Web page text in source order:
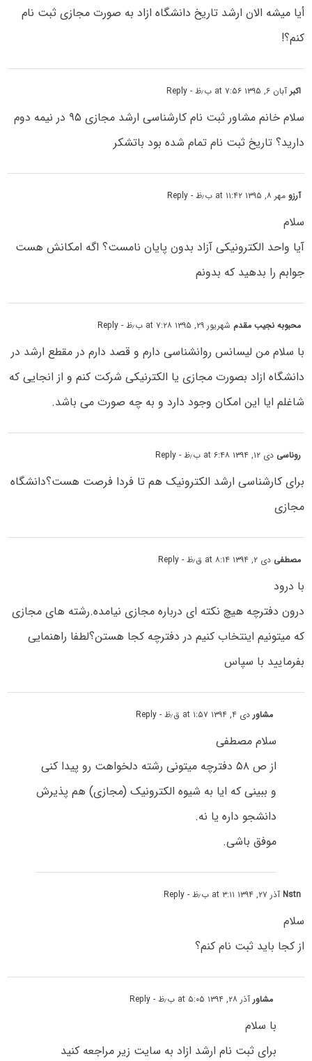
أیا میشه الان ارشد تاریخ دانشگاه ازاد به صورت مجازی ثبت نام
کنم؟!
اکبرآبان ۶, ۱۳۹۵ at ۷:۵۶ ب٫ظ - Reply
سلام خانم مشاور ثبت نام کارشناسی ارشد مجازی ۹۵ در نیمه دوم
دارید؟ تاریخ ثبت نام تمام شده بود باتشکر
آرزومهر ۸, ۱۳۹۵ at ۱۱:۴۲ ب٫ظ - Reply
سلام
آیا واحد الکترونیکی آزاد بدون پایان نامست؟ اگه امکانش هست
جوابم را بدهید که بدونم
محبوبه نجیب مقدم شهریور ۲۹, ۱۳۹۵ at ۷:۲۸ ب٫ظ - Reply
با سلام من لیسانس روانشناسی دارم و قصد دارم در مقطع ارشد در
دانشگاه ازاد بصورت مجازی یا الکترنیکی شرکت کنم و از انجایی که
شاغلم ایا این امکان وجود دارد و به چه صورت می باشد.
روناسی دی ۱۲, ۱۳۹۴ at ۶:۴۸ ب٫ظ - Reply
برای کارشناسی ارشد الکترونیک هم تا فردا فرصت هست؟دانشگاه
مجازی
مصطفی دی ۲, ۱۳۹۴ at ۸:۱۴ ق٫ظ - Reply
با درود
درون دفترچه هیچ نکته ای درباره مجازی نیامده.رشته های مجازی
که میتونیم اینتخاب کنیم در دفترچه کجا هستن؟لطفا راهنمایی
بفرمایید با سپاس
مشاوردی ۴, ۱۳۹۴ at ۱:۵۷ ق٫ظ - Reply
سلام مصطفی
از ص ۵۸ دفترچه میتونی رشته دلخواهت رو پیدا کنی
و ببینی که ایا به شیوه الکترونیک (مجازی) هم پذیرش
دانشجو داره یا نه.
موفق باشی.
Nstnآذر ۲۷, ۱۳۹۴ at ۳:۱۱ ب٫ظ - Reply
سلام
از کجا باید ثبت نام کنم؟
مشاورآذر ۲۸, ۱۳۹۴ at ۵:۰۵ ب٫ظ - Reply
با سلام
برای ثبت نام ارشد ازاد به سایت زیر مراجعه کنید